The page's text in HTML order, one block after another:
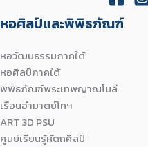
หอศิลป์และพิพิธภัณฑ์
หอวัฒนธรรมภาคใต้
หอศิลป์ภาคใต้
พิพิธภัณฑ์พระเทพญาณโมลี
เรือนอำมาตย์โทฯ
ART 3D PSU
ศูนย์เรียนรู้หัตถศิลป์